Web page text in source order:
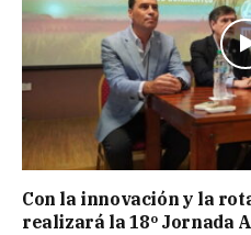
Con la innovación y la
realizará la 18º Jornada